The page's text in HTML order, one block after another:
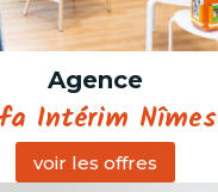
Agence
Intérim Nîmes
voir les offres